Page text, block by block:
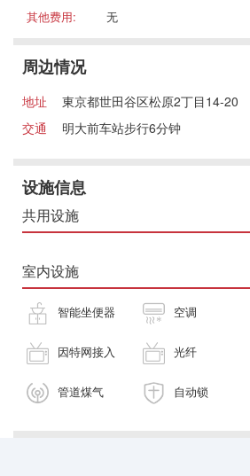
其他费用:
无
周边情况
地址
東京都世田谷区松原2丁目14-20
交通
明大前车站步行6分钟
设施信息
共用设施
室内设施
智能坐便器 空调
因特网接入 光纤
管道煤气
自动锁